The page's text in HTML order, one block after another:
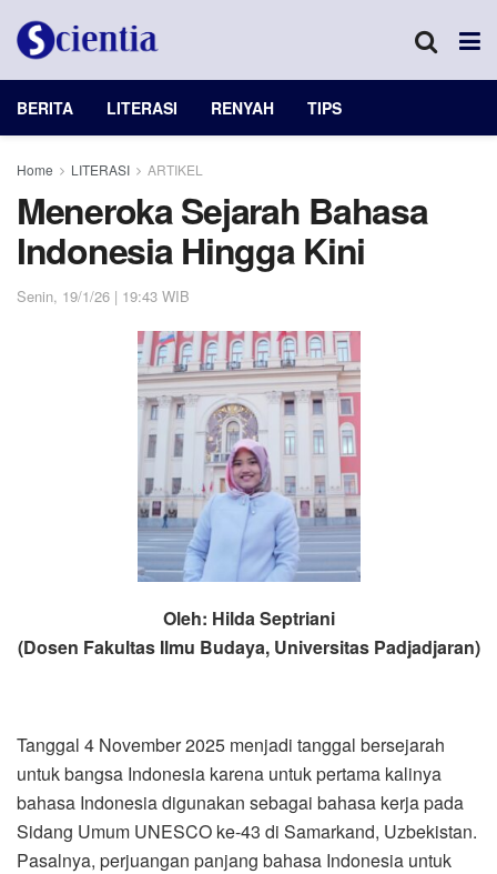
BERITA LITERASI RENYAH TIPS
Home LITERASI ARTIKEL
Meneroka Sejarah Bahasa
Indonesia Hingga Kini
Senin, 19/1/26 | 19:43 WIB
Oleh: Hilda Septriani
(Dosen Fakultas Ilmu Budaya, Universitas Padjadjaran)
Tanggal 4 November 2025 menjadi tanggal bersejarah
untuk bangsa Indonesia karena untuk pertama kalinya
bahasa Indonesia digunakan sebagai bahasa kerja pada
Sidang Umum UNESCO ke-43 di Samarkand, Uzbekistan.
Pasalnya, perjuangan panjang bahasa Indonesia untuk